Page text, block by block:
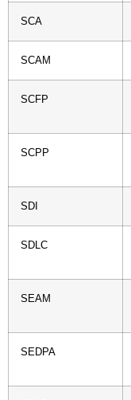
SCA
SCAM
SCFP
SCPP
SDI
SDLC
SEAM
SEDPA